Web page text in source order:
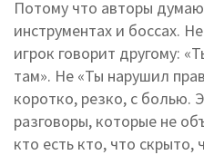
Потому что авторы
инструментах и боссах.
игрок говорит другому:
там». Не «Ты нарушил
коротко, резко, с болью.
разговоры, которые не
кто есть кто, что скрыто,